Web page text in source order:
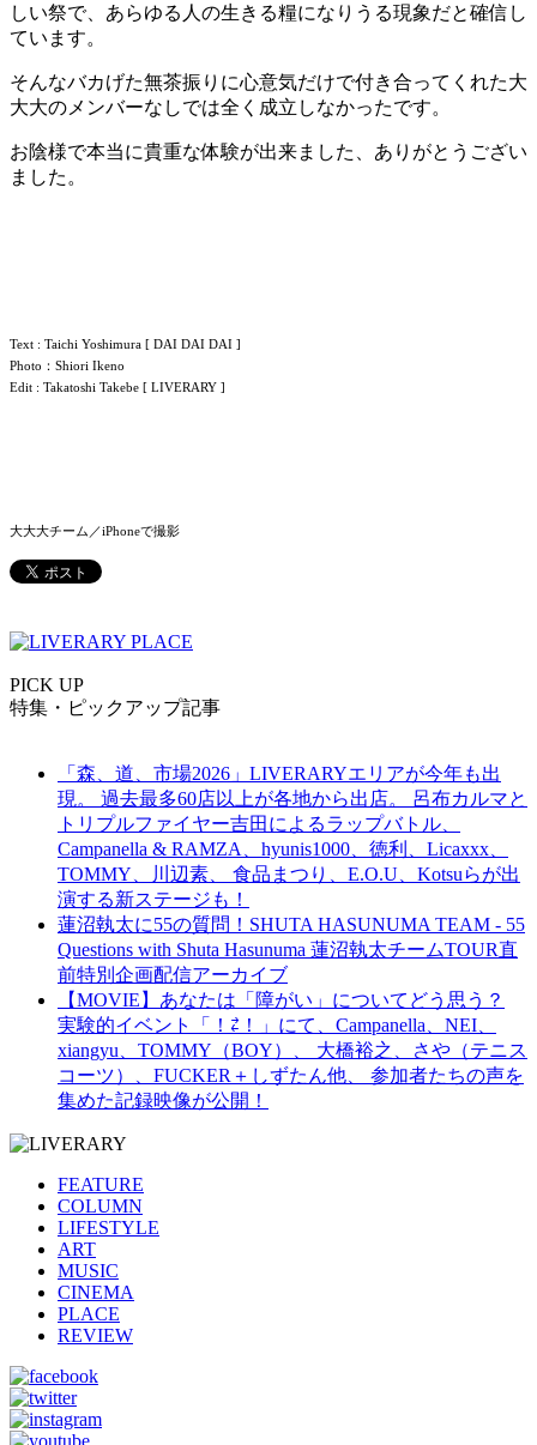
しい祭で、あらゆる人の生きる糧になりうる現象だと確信し
ています。
そんなバカげた無茶振りに心意気だけで付き合ってくれた大
大大のメンバーなしでは全く成立しなかったです。
お陰様で本当に貴重な体験が出来ました、ありがとうござい
ました。
Text : Taichi Yoshimura [ DAI DAI DAI ]
Photo：Shiori Ikeno
Edit : Takatoshi Takebe [ LIVERARY ]
大大大チーム／iPhoneで撮影
PICK UP
特集・ピックアップ記事
「森、道、市場2026」LIVERARYエリアが今年も出
現。 過去最多60店以上が各地から出店。 呂布カルマと
トリプルファイヤー吉田によるラップバトル、
Campanella & RAMZA、hyunis1000、徳利、Licaxxx、
TOMMY、川辺素、 食品まつり、E.O.U、Kotsuらが出
演する新ステージも！
蓮沼執太に55の質問！SHUTA HASUNUMA TEAM - 55
Questions with Shuta Hasunuma 蓮沼執太チームTOUR直
前特別企画配信アーカイブ
【MOVIE】あなたは「障がい」についてどう思う？
実験的イベント「！⇄！」にて、Campanella、NEI、
xiangyu、TOMMY（BOY）、 大橋裕之、さや（テニス
コーツ）、FUCKER＋しずたん他、 参加者たちの声を
集めた記録映像が公開！
FEATURE
COLUMN
LIFESTYLE
ART
MUSIC
CINEMA
PLACE
REVIEW